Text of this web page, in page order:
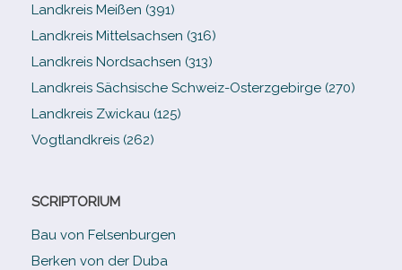
Landkreis Meißen (391)
Landkreis Mittelsachsen (316)
Landkreis Nordsachsen (313)
Landkreis Sächsische Schweiz-​Osterzgebirge (270)
Landkreis Zwickau (125)
Vogtlandkreis (262)
SCRIPTORIUM
Bau von Felsenburgen
Berken von der Duba